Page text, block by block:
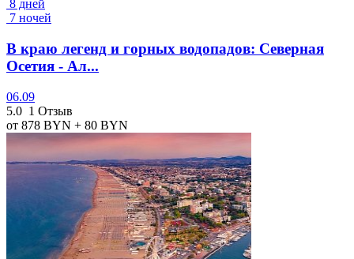
8 дней
7 ночей
В краю легенд и горных водопадов: Северная
Осетия - Ал...
06.09
5.0 1 Отзыв
от 878 BYN + 80 BYN